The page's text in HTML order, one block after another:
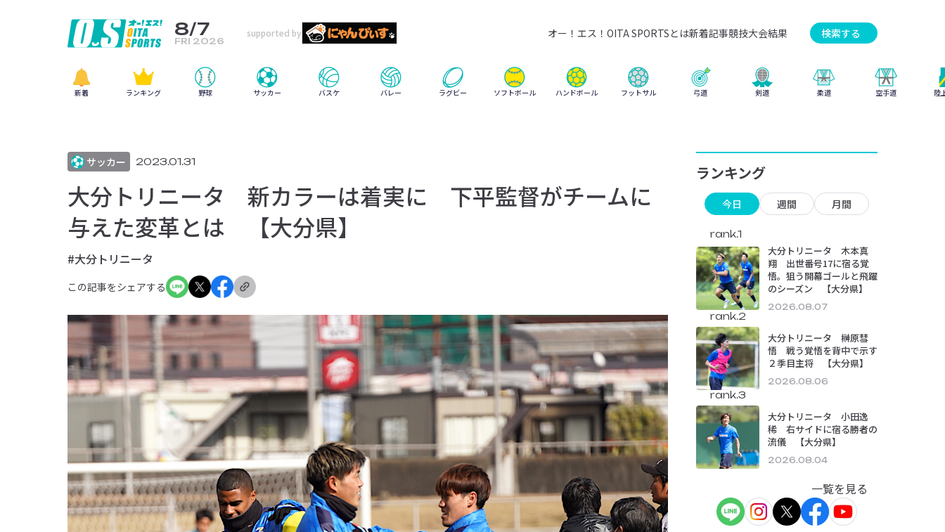
8/7
FRI 2026
supported by オー！エス！OITA SPORTSとは新着記事競技大会結果 検索する
新着 ランキング 野球 サッカー バスケ バレー ラグビー ソフトボール ハンドボール フットサル 弓道 剣道 柔道 空手道 陸
サッカー 2023.01.31
大分トリニータ 新カラーは着実に 下平監督がチームに
与えた変革とは 【大分県】
#大分トリニータ
この記事をシェアする
ランキング
今日 週間 月間
rank.1
大分トリニータ 木本真
翔 出世番号17に宿る覚
悟。狙う開幕ゴールと飛躍
のシーズン 【大分県】
2026.08.07
rank.2
大分トリニータ 榊原彗
悟 戦う覚悟を背中で示す
２季目主将 【大分県】
2026.08.06
rank.3
大分トリニータ 小田逸
稀 右サイドに宿る勝者の
流儀 【大分県】
2026.08.04
一覧を見る